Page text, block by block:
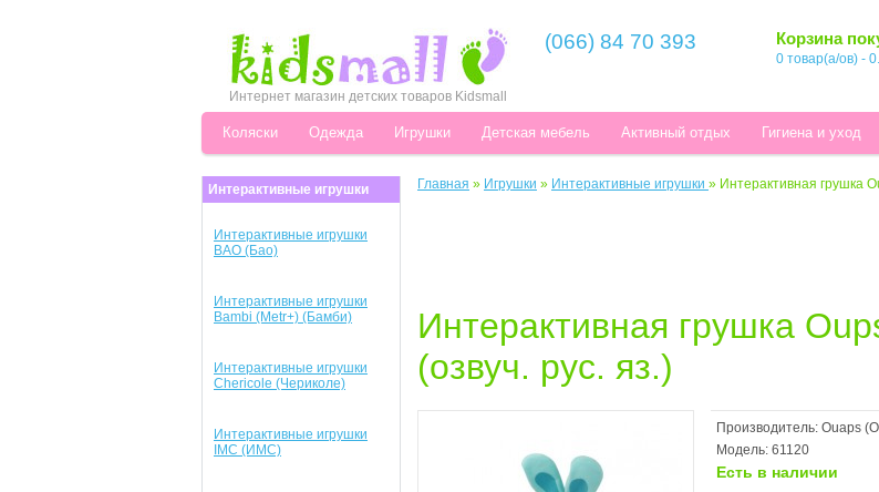
Интернет магазин детских товаров Kidsmall
(066) 84 70 393 Корзина
0 товар(а/ов) -
Коляски Одежда Игрушки Детская мебель Активный отдых Гигиена и уход
Интерактивные игрушки
Интерактивные игрушки
BAO (Бао)
Интерактивные игрушки
Bambi (Metr+) (Бамби)
Интерактивные игрушки
Chericole (Чериколе)
Интерактивные игрушки
IMC (ИМС)
Главная » Игрушки » Интерактивные игрушки » Интерактивная грушка
Интерактивная грушка
(озвуч. рус. яз.)
Производитель: Ouaps
Модель: 61120
Есть в наличии